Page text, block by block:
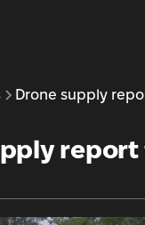
Drone supply